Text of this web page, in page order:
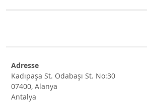
Adresse
Kadıpaşa St. Odabaşı St. No:30
07400, Alanya
Antalya